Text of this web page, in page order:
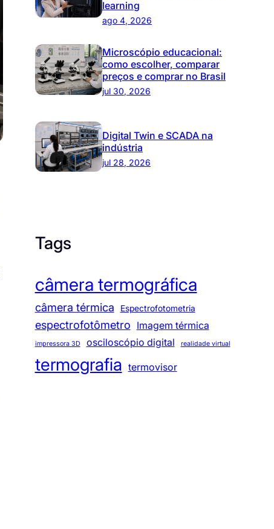
learning
ago 4, 2026
Microscópio educacional:
como escolher, comparar
preços e comprar no Brasil
jul 30, 2026
Digital Twin e SCADA na
indústria
jul 28, 2026
Tags
câmera termográfica
câmera térmica Espectrofotometria
espectrofotômetro Imagem térmica
impressora 3D osciloscópio digital realidade virtual
termografia termovisor